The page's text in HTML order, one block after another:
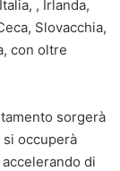
, Irlanda,
Slovacchia,
con oltre
sorgerà
si occuperà
di